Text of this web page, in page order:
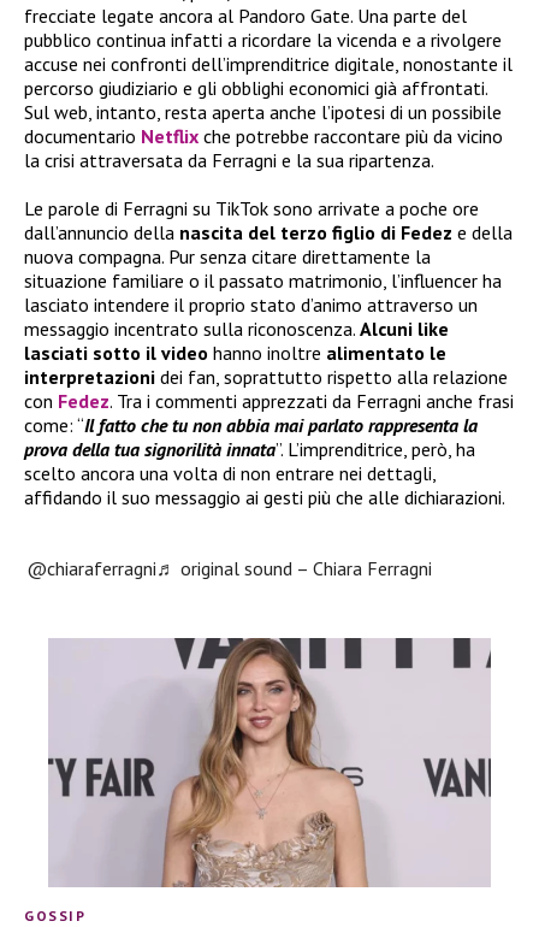
frecciate legate ancora al Pandoro Gate. Una parte del
pubblico continua infatti a ricordare la vicenda e a rivolgere
accuse nei confronti dell’imprenditrice digitale, nonostante il
percorso giudiziario e gli obblighi economici già affrontati.
Sul web, intanto, resta aperta anche l’ipotesi di un possibile
documentario Netflix che potrebbe raccontare più da vicino
la crisi attraversata da Ferragni e la sua ripartenza.
Le parole di Ferragni su TikTok sono arrivate a poche ore
dall’annuncio della nascita del terzo figlio di Fedez e della
nuova compagna. Pur senza citare direttamente la
situazione familiare o il passato matrimonio, l’influencer ha
lasciato intendere il proprio stato d’animo attraverso un
messaggio incentrato sulla riconoscenza. Alcuni like
lasciati sotto il video hanno inoltre alimentato le
interpretazioni dei fan, soprattutto rispetto alla relazione
con Fedez. Tra i commenti apprezzati da Ferragni anche frasi
come: “Il fatto che tu non abbia mai parlato rappresenta la
prova della tua signorilità innata”. L’imprenditrice, però, ha
scelto ancora una volta di non entrare nei dettagli,
affidando il suo messaggio ai gesti più che alle dichiarazioni.
@chiaraferragni♬ original sound – Chiara Ferragni
GOSSIP